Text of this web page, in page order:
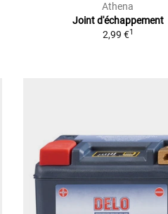
Athena
Joint d'échappement
2,99 €1